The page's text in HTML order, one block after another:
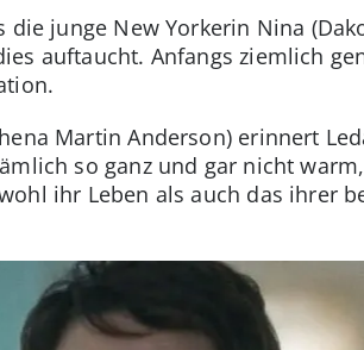
junge New Yorkerin Nina
auftaucht. Anfangs ziemlich
Martin Anderson) erinnert
so ganz und gar nicht
ihr Leben als auch das ihrer